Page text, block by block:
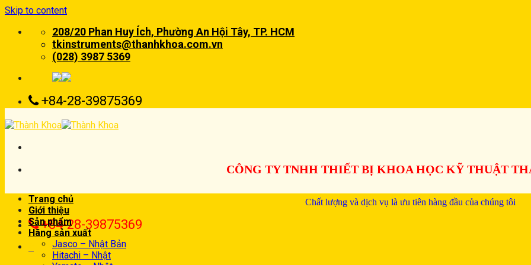
Skip to content
208/20 Phan Huy Ích, Phường An Hội Tây, TP. HCM
tkinstruments@thanhkhoa.com.vn
(028) 3987 5369
+84-28-39875369
CÔNG TY TNHH THIẾT BỊ KHOA HỌC KỸ THUẬT
Chất lượng và dịch vụ là ưu tiên hàng đầu của chúng tôi
+84-28-39875369
Trang chủ
Giới thiệu
Sản phẩm
Hãng sản xuất
Jasco – Nhật Bản
Hitachi – Nhật